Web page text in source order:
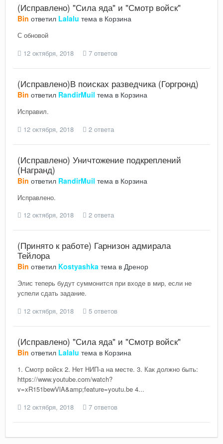
(Исправлено) "Сила яда" и "Смотр войск"
Bin ответил Lalalu тема в Корзина
С обновой
12 октября, 2018
7 ответов
(Исправлено)В поисках разведчика (Горгронд)
Bin ответил RandirMuil тема в Корзина
Исправил.
12 октября, 2018
2 ответа
(Исправлено) Уничтожение подкреплений
(Награнд)
Bin ответил RandirMuil тема в Корзина
Исправлено.
12 октября, 2018
2 ответа
(Принято к работе) Гарнизон адмирала
Тейлора
Bin ответил Kostyashka тема в Дренор
Элис теперь будут суммонится при входе в мир, если не
успели сдать задание.
12 октября, 2018
5 ответов
(Исправлено) "Сила яда" и "Смотр войск"
Bin ответил Lalalu тема в Корзина
1. Смотр войск 2. Нет НИП-а на месте. 3. Как должно быть:
https://www.youtube.com/watch?
v=xR151bewVlA&amp;feature=youtu.be 4...
12 октября, 2018
7 ответов